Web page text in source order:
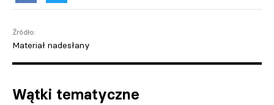
Źródło:
Materiał nadesłany
Wątki tematyczne